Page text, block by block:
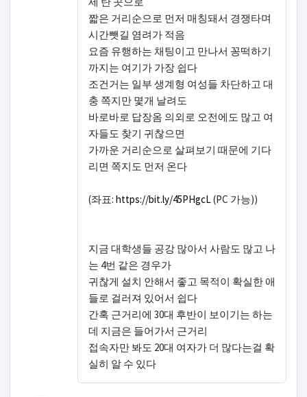
짧은 거리순으로 먼저 매칭돼서 경쟁타며
시간뺏길 염려가 적음
요즘 유행하는 채팅이고 만나서 꽁떡하기
까지는 여기가 가장 쉽다
조건거는 일부 생계형 여성들 차단하고 대
충 쪽지만 몇개 날려도
바로바로 답장옴 의외로 오전에도 많고 여
자들도 찾기 귀찮으면
가까운 거리순으로 살펴보기 때문에 기다
리면 쪽지도 먼저 온다
(좌표: https://bit.ly/45PHgcL(PC 가능))
지금 대학생들 공강 많아서 사람도 많고 나
는 4번 같은 경우가
귀찮게 설치 안해서 좋고 목적이 확실한 애
들로 걸러져 있어서 쉽다
간혹 근거리에 30대 후반이 보이기는 하는
데 지금은 들어가서 근거리
접속자만 봐도 20대 여자가 더 많다는걸 확
실히 알 수 있다